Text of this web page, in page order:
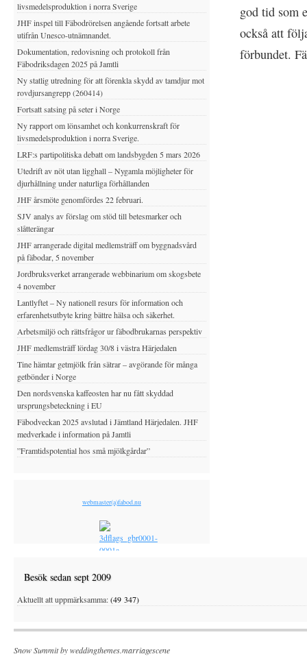
god tid som
också att
förbundet.
livsmedelsproduktion i norra Sverige
JHF inspel till Fäbodrörelsen angående fortsatt arbete
utifrån Unesco-utnämnandet.
Dokumentation, redovisning och protokoll från
Fäbodriksdagen 2025 på Jamtli
Ny statlig utredning för att förenkla skydd av tamdjur mot
rovdjursangrepp (260414)
Fortsatt satsing på seter i Norge
Ny rapport om lönsamhet och konkurrenskraft för
livsmedelsproduktion i norra Sverige.
LRF:s partipolitiska debatt om landsbygden 5 mars 2026
Utedrift av nöt utan ligghall – Nygamla möjligheter för
djurhållning under naturliga förhållanden
JHF årsmöte genomfördes 22 februari.
SJV analys av förslag om stöd till betesmarker och
slåtterängar
JHF arrangerade digital medlemsträff om byggnadsvård
på fäbodar, 5 november
Jordbruksverket arrangerade webbinarium om skogsbete
4 november
Lantlyftet – Ny nationell resurs för information och
erfarenhetsutbyte kring bättre hälsa och säkerhet.
Arbetsmiljö och rättsfrågor ur fäbodbrukarnas perspektiv
JHF medlemsträff lördag 30/8 i västra Härjedalen
Tine hämtar getmjölk från sätrar – avgörande för många
getbönder i Norge
Den nordsvenska kaffeosten har nu fått skyddad
ursprungsbeteckning i EU
Fäbodveckan 2025 avslutad i Jämtland Härjedalen. JHF
medverkade i information på Jamtli
”Framtidspotential hos små mjölkgårdar”
webmaster(a)fabod.nu
Besök sedan sept 2009
Aktuellt att uppmärksamma:(49 347)
Snow Summit byweddingthemes.marriagescene